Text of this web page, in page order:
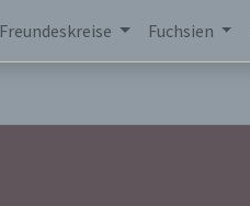
Freundeskreise Fuchsien